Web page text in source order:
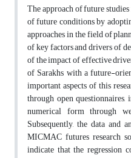
The approach of future
of future conditions by
approaches in the field of
of key factors and drivers of
of the impact of effective
of Sarakhs with a future-
important aspects of this
through open
numerical form through
Subsequently, the data and
MICMAC futures research
indicate that the regression